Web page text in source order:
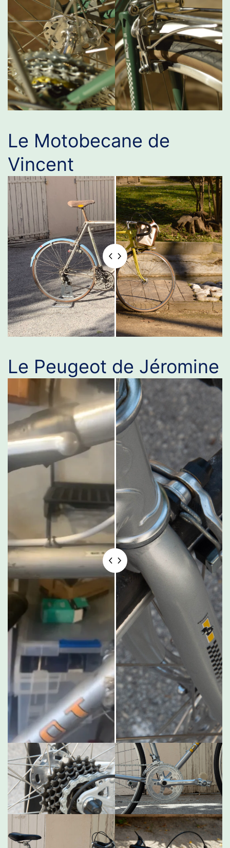
Le Motobecane de
Vincent
Le Peugeot de Jéromine